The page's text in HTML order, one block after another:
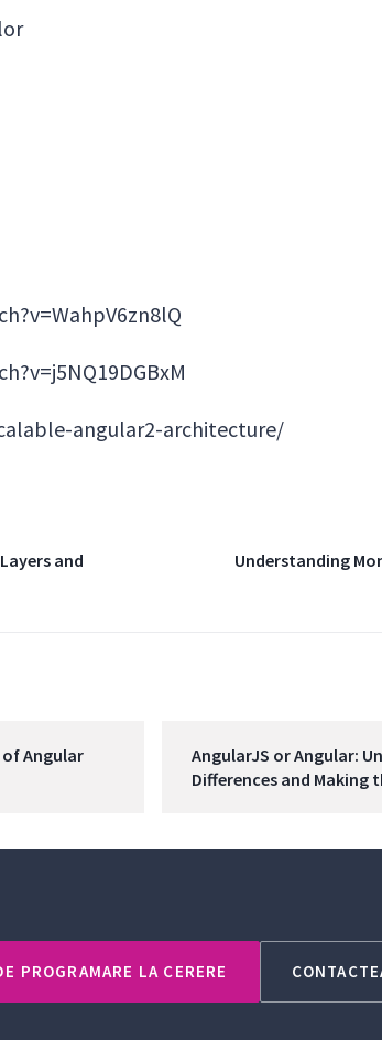
angular2-architecture/
and
Understanding
of Angular
AngularJS or Angular:
Differences and Making
PROGRAMARE LA CERERE